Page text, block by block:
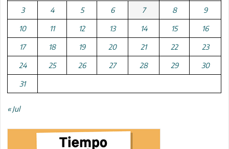
3 4 5 6 7 8 9
10 11 12 13 14 15 16
17 18 19 20 21 22 23
24 25 26 27 28 29 30
31
« Jul